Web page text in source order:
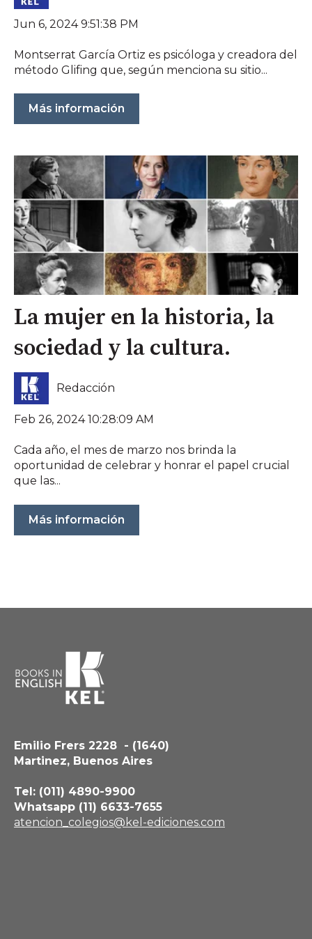
Jun 6, 2024 9:51:38 PM
Montserrat García Ortiz es psicóloga y creadora del
método Glifing que, según menciona su sitio...
Más información
La mujer en la historia, la
sociedad y la cultura.
Redacción
Feb 26, 2024 10:28:09 AM
Cada año, el mes de marzo nos brinda la
oportunidad de celebrar y honrar el papel crucial
que las...
Más información
Emilio Frers 2228 - (1640)
Martinez, Buenos Aires
Tel: (011) 4890-9900
Whatsapp (11) 6633-7655
atencion_colegios@kel-ediciones.com